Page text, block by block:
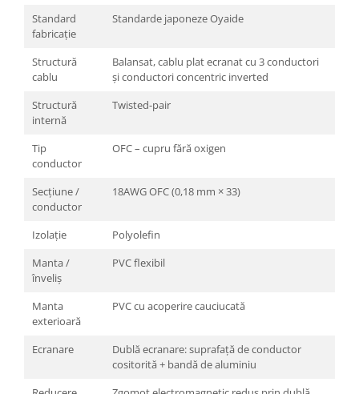
Standard
fabricație
Standarde japoneze Oyaide
Structură
cablu
Balansat, cablu plat ecranat cu 3 conductori
și conductori concentric inverted
Structură
internă
Twisted-pair
Tip
conductor
OFC – cupru fără oxigen
Secțiune /
conductor
18AWG OFC (0,18 mm × 33)
Izolație
Polyolefin
Manta /
înveliș
PVC flexibil
Manta
exterioară
PVC cu acoperire cauciucată
Ecranare
Dublă ecranare: suprafață de conductor
cositorită + bandă de aluminiu